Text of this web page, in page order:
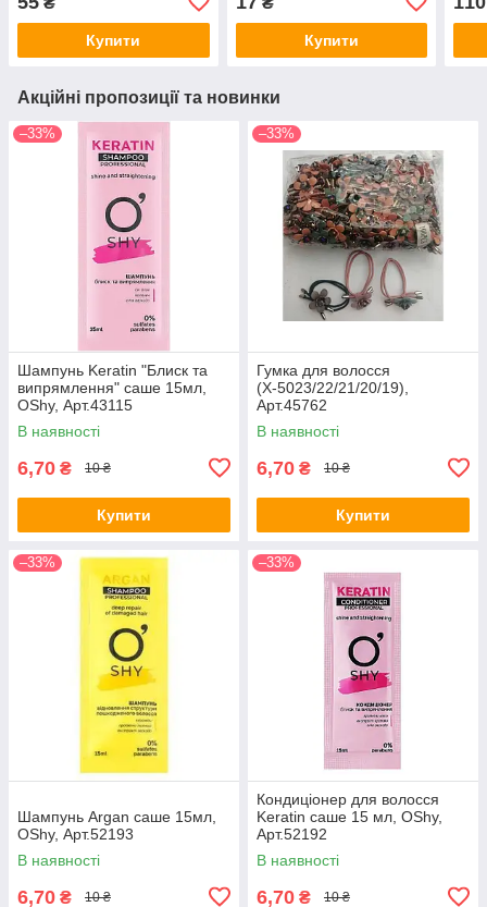
Купити Купити
Акційні пропозиції та новинки
–33%
Шампунь Keratin "Блиск та
випрямлення" саше 15мл,
OShy, Арт.43115
В наявності
6,70 ₴ 10 ₴
Купити
–33%
Гумка для волосся
(Х-5023/22/21/20/19),
Арт.45762
В наявності
6,70 ₴ 10 ₴
Купити
–33%
Шампунь Argan саше 15мл,
OShy, Арт.52193
В наявності
6,70 ₴ 10 ₴
–33%
Кондиціонер для волосся
Keratin саше 15 мл, OShy,
Арт.52192
В наявності
6,70 ₴ 10 ₴